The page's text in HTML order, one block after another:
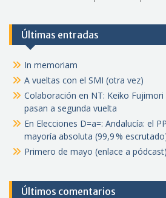
Últimas entradas
In memoriam
A vueltas con el SMI (otra vez)
Colaboración en NT: Keiko
pasan a segunda vuelta
En Elecciones D=a=: Andalucía: el
mayoría absoluta (99,9 %
Primero de mayo (enlace a pódcast)
Últimos comentarios